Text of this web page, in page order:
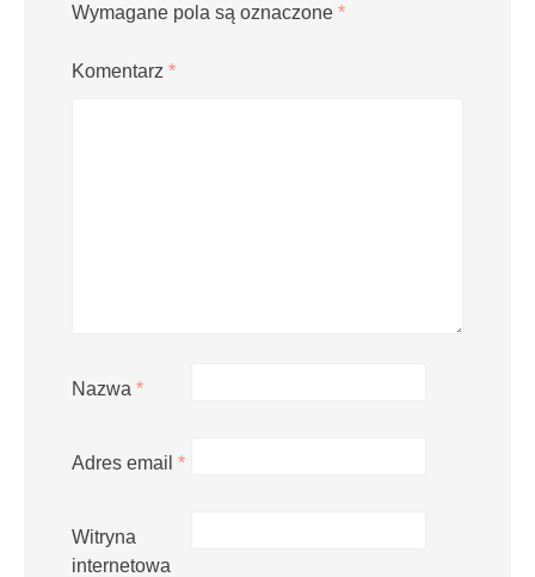
Wymagane pola są oznaczone *
Komentarz *
Nazwa *
Adres email *
Witryna
internetowa